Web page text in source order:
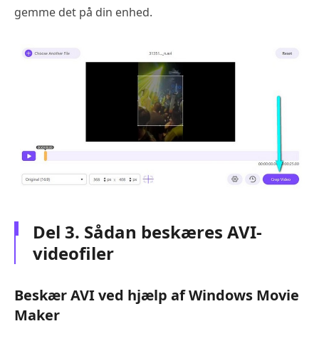
gemme det på din enhed.
Del 3. Sådan beskæres AVI-
videofiler
Beskær AVI ved hjælp af Windows Movie
Maker